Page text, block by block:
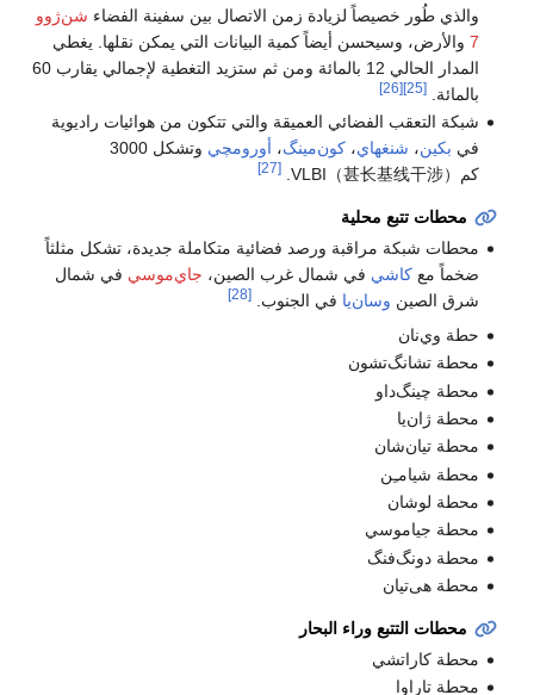
والذي طُور خصيصاً لزيادة زمن الاتصال بين سفينة الفضاء شن‌ژوو
7 والأرض، وسيحسن أيضاً كمية البيانات التي يمكن نقلها. يغطي
المدار الحالي 12 بالمائة ومن ثم ستزيد التغطية لإجمالي يقارب 60
بالمائة.[25]
[26]
شبكة التعقب الفضائي العميقة والتي تتكون من هوائيات راديوية
في بكين، شنغهاي،كون‌مينگ، أورومچي
وتشكل 3000
كمVLBI（甚长基线干涉）.
[27]
محطات تتبع محلية
محطات شبكة مراقبة ورصد فضائية متكاملة جديدة، تشكل مثلثاً
ضخماً معكاشي في شمال غرب الصين، جاي‌موسي في شمال
شرق الصين وسان‌يا في الجنوب.[28]
حطة وي‌نان
محطة تشانگ‌تشون
محطة چينگ‌داو
محطة ژان‌يا
محطة تيان‌شان
محطة شيامـِن
محطة لوشان
محطة جياموسي
محطة دونگ‌فنگ
محطة هى‌تيان
محطات التتبع وراء البحار
محطة كاراتشي
محطة تاراوا